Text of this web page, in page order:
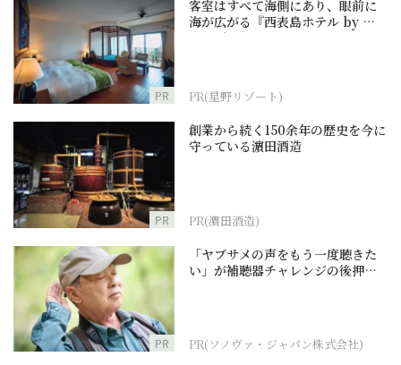
PR
客室はすべて海側にあり、眼前に
海が広がる『西表島ホテル by 星
野リゾート』
PR(星野リゾート)
PR
創業から続く150余年の歴史を今に
守っている濵田酒造
PR(濵田酒造)
PR
「ヤブサメの声をもう一度聴きた
い」が補聴器チャレンジの後押し
PR(ソノヴァ・ジャパン株式会社)